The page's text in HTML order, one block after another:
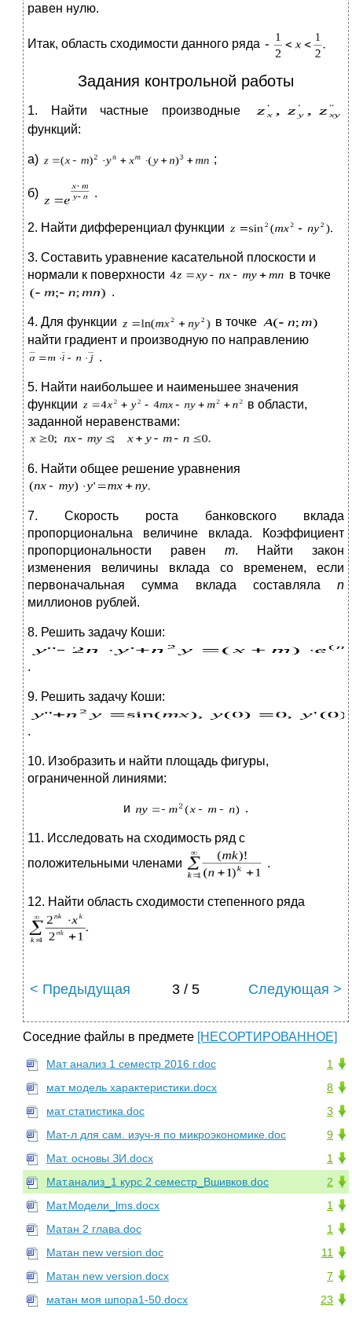
равен нулю.
Итак, область сходимости данного ряда
Задания контрольной работы
1. Найти частные производные
функций:
а) ;
б) .
2. Найти дифференциал функции
3. Составить уравнение касательной плоскости и
нормали к поверхности
в точке
.
4. Для функции
в точке
найти градиент и производную по направлению
.
5. Найти наибольшее и наименьшее значения
функции
в области,
заданной неравенствами:
6. Найти общее решение уравнения
7. Скорость роста банковского вклада
пропорциональна величине вклада. Коэффициент
пропорциональности равен m. Найти закон
изменения величины вклада со временем, если
первоначальная сумма вклада составляла n
миллионов рублей.
8. Решить задачу Коши:
.
9. Решить задачу Коши:
.
10. Изобразить и найти площадь фигуры,
ограниченной линиями:
и .
11. Исследовать на сходимость ряд с
положительными членами
.
12. Найти область сходимости степенного ряда
< Предыдущая 3 / 5 Следующая >
Соседние файлы в предмете [НЕСОРТИРОВАННОЕ]
1
Мат анализ 1 семестр 2016 г.doc
8
мат модель характеристики.docx
3
мат статистика.doc
9
Мат-л для сам. изуч-я по микроэкономике.doc
1
Мат. основы ЗИ.docx
2
Мат.анализ_1 курс 2 семестр_Вшивков.doc
1
Мат.Модели_lms.docx
1
Матан 2 глава.doc
11
Матан new version.doc
7
Матан new version.docx
23
матан моя шпора1-50.docx